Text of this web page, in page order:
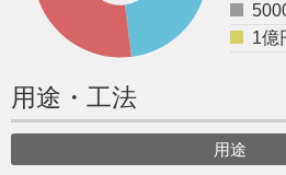
1億
用途・工法
用途